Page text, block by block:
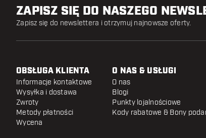
ZAPISZ SIĘ DO NASZEGO
Zapisz się do newslettera i otrzymuj najnowsze oferty.
OBSŁUGA KLIENTA
Informacje kontaktowe
Wysyłka i dostawa
Zwroty
Metody płatności
Wycena
O NAS & USŁUGI
O nas
Blogi
Punkty lojalnościowe
Kody rabatowe & Bony